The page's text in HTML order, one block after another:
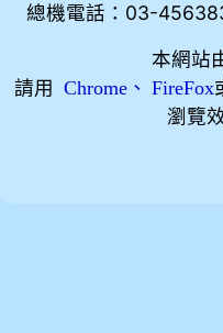
總機電話：03-
本網站
請用
Chrome、 FireFox
瀏覽